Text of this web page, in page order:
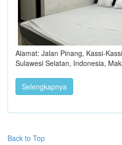
Alamat: Jalan Pinang, Kassi-
Sulawesi Selatan, Indonesia,
Selengkapnya
Back to Top